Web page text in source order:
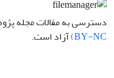
دسترسی به مقالات مجله
BY-NC) آزاد است.